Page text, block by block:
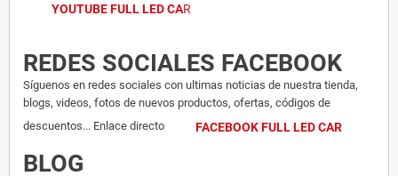
YOUTUBE FULL LED CAR
REDES SOCIALES FACEBOOK
Síguenos en redes sociales con ultimas noticias de nuestra tienda,
blogs, videos, fotos de nuevos productos, ofertas, códigos de
descuentos... Enlace directo
FACEBOOK FULL LED CAR
BLOG